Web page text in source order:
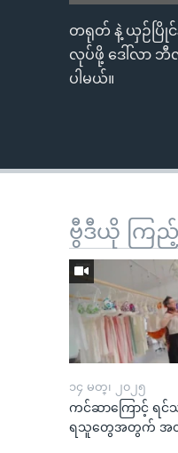
တရုတ် နဲ့ ယှဉ်ပြိုင်
လုပ်ဖို့ ဒေါ်လာ ဘီလ
ပါမယ်။
ဗွီဒီယို ကြ
၁၄ မတ္၊ ၂၀၂၅
ကင်ဆာကြောင့် ရင်
ရသူတွေအတွက် အတွ